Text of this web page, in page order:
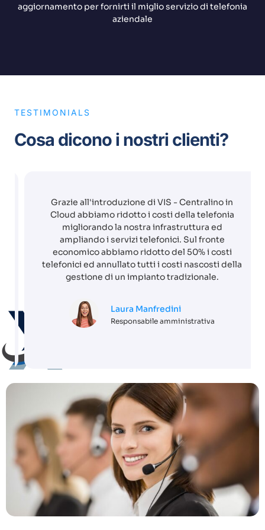
aggiornamento per fornirti il miglio servizio di telefonia
aziendale
TESTIMONIALS
Cosa dicono i nostri clienti?
Grazie all'introduzione di VIS - Centralino in
Cloud abbiamo ridotto i costi della telefonia
migliorando la nostra infrastruttura ed
ampliando i servizi telefonici. Sul fronte
economico abbiamo ridotto del 50% i costi
telefonici ed annullato tutti i costi nascosti della
gestione di un impianto tradizionale.
Laura Manfredini
Responsabile amministrativa